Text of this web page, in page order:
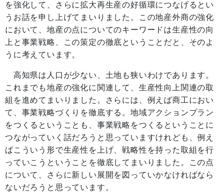
を強化して、さらに拡大再生産の好循環につなげるとい
うお話を申し上げてまいりました。この地産外商の強化
において、地産の点についてのキーワードは生産性の向
上と事業戦略、この策定の徹底ということだと、そのよ
うに考えています。
高知県は人口が少ない、土地も狭いわけであります。
これまでも地産の強化に関連して、生産性向上関連の取
組を進めてまいりました。さらには、例えば商工におい
て、事業戦略づくりを徹底する。地域アクションプラン
をつくるということも、事業戦略をつくるということに
つながっていく話だろうと思っていますけれども、例え
ばこういう形で生産性を上げ、戦略性を持った取組を行
っていこうということを徹底してまいりました。この点
について、さらに新しい展開を図っていかなければなら
ないだろうと思っています。